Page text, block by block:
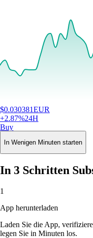
$0.030381EUR
+2.87%24H
Buy
In Wenigen Minuten starten
In 3 Schritten
1
App herunterladen
Laden Sie die App,
legen Sie in Minuten los.